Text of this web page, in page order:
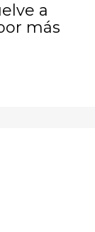
a
más